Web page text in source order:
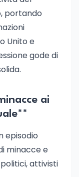
portando
Unito e
gode di
ai
episodio
minacce e
attivisti